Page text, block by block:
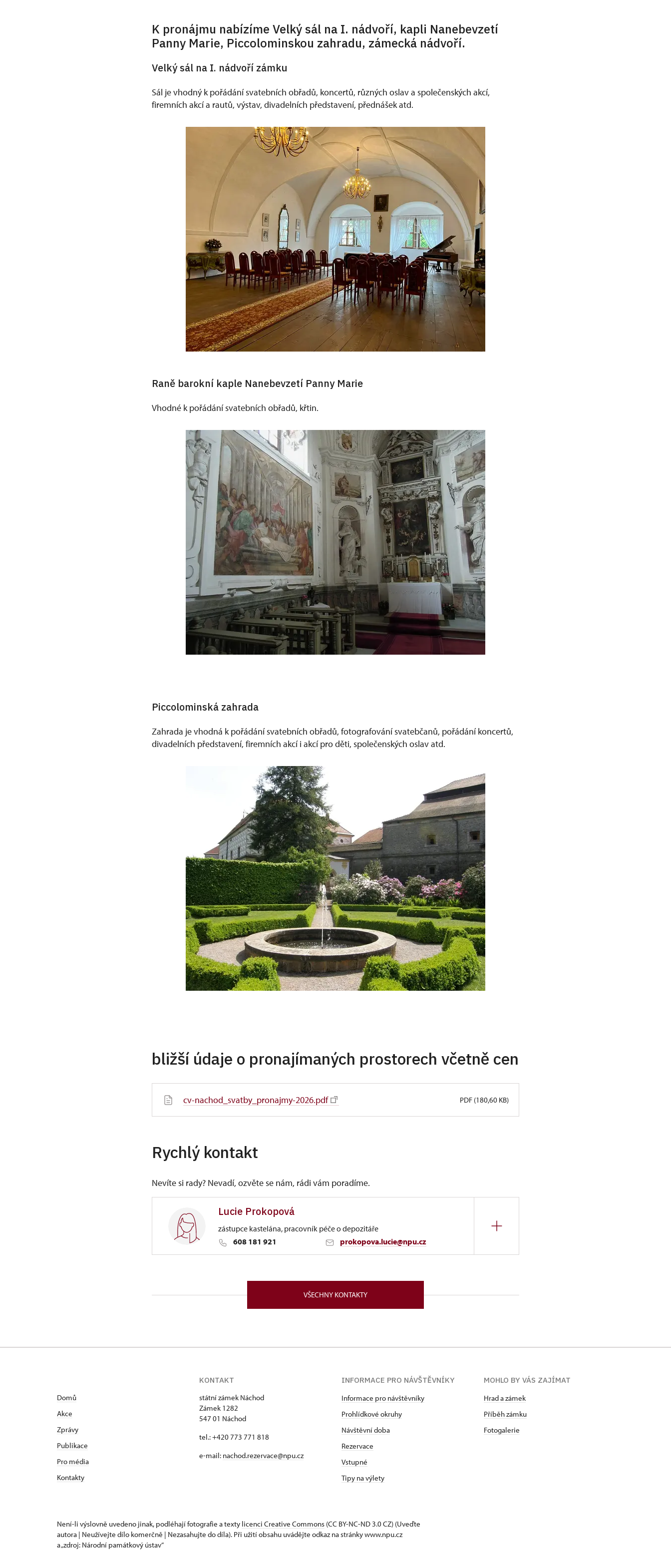
K pronájmu nabízíme Velký sál na I. nádvoří, kapli Nanebevzetí
Panny Marie, Piccolominskou zahradu, zámecká nádvoří.
Velký sál na I. nádvoří zámku
Sál je vhodný k pořádání svatebních obřadů, koncertů, různých oslav a společenských akcí,
firemních akcí a rautů, výstav, divadelních představení, přednášek atd.
Raně barokní kaple Nanebevzetí Panny Marie
Vhodné k pořádání svatebních obřadů, křtin.
Piccolominská zahrada
Zahrada je vhodná k pořádání svatebních obřadů, fotografování svatebčanů, pořádání koncertů,
divadelních představení, firemních akcí i akcí pro děti, společenských oslav atd.
bližší údaje o pronajímaných prostorech včetně cen
cv-nachod_svatby_pronajmy-2026.pdf PDF (180,60 KB)
Rychlý kontakt
Nevíte si rady? Nevadí, ozvěte se nám, rádi vám poradíme.
Lucie Prokopová
zástupce kastelána, pracovník péče o depozitáře
608 181 921
prokopova.lucie@npu.cz
Zámek 1282/, Náchod 54701
VŠECHNY KONTAKTY
Domů
Akce
Zprávy
Publikace
Pro média
Kontakty
KONTAKT
státní zámek Náchod
Zámek 1282
547 01 Náchod
tel.: +420 773 771 818
e-mail: nachod.rezervace@npu.cz
INFORMACE PRO NÁVŠTĚVNÍKY
Informace pro návštěvníky
Prohlídkové okruhy
Návštěvní doba
Rezervace
Vstupné
Tipy na výlety
MOHLO BY VÁS ZAJÍMAT
Hrad a zámek
Příběh zámku
Fotogalerie
Není-li výslovně uvedeno jinak, podléhají fotografie a texty licenci Creative Commons (CC BY-NC-ND 3.0 CZ) (Uveďte
autora | Neužívejte dílo komerčně | Nezasahujte do díla). Při užití obsahu uvádějte odkaz na stránky www.npu.cz
a „zdroj: Národní památkový ústav“